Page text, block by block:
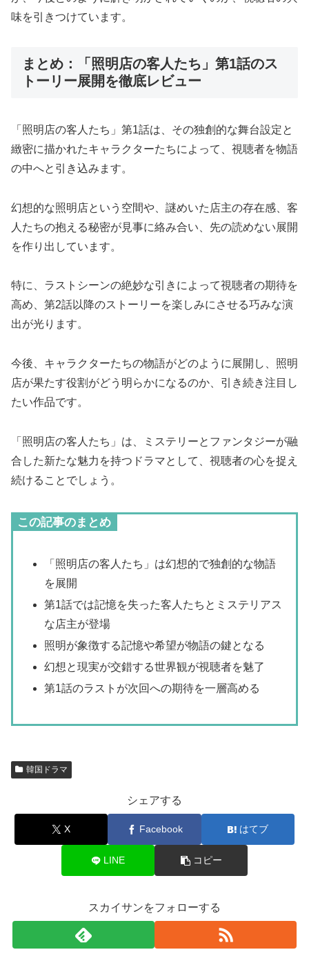
味を引きつけています。
まとめ：「照明店の客人たち」第1話のス
トーリー展開を徹底レビュー
「照明店の客人たち」第1話は、その独創的な舞台設定と
緻密に描かれたキャラクターたちによって、視聴者を物語
の中へと引き込みます。
幻想的な照明店という空間や、謎めいた店主の存在感、客
人たちの抱える秘密が見事に絡み合い、先の読めない展開
を作り出しています。
特に、ラストシーンの絶妙な引きによって視聴者の期待を
高め、第2話以降のストーリーを楽しみにさせる巧みな演
出が光ります。
今後、キャラクターたちの物語がどのように展開し、照明
店が果たす役割がどう明らかになるのか、引き続き注目し
たい作品です。
「照明店の客人たち」は、ミステリーとファンタジーが融
合した新たな魅力を持つドラマとして、視聴者の心を捉え
続けることでしょう。
この記事のまとめ
「照明店の客人たち」は幻想的で独創的な物語
を展開
第1話では記憶を失った客人たちとミステリアス
な店主が登場
照明が象徴する記憶や希望が物語の鍵となる
幻想と現実が交錯する世界観が視聴者を魅了
第1話のラストが次回への期待を一層高める
韓国ドラマ
シェアする
X Facebook はてブ
LINE コピー
スカイサンをフォローする